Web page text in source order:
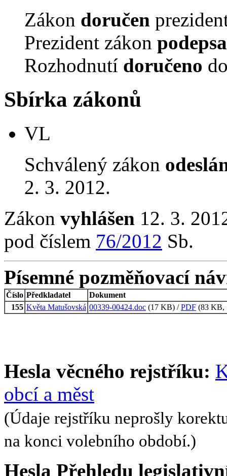
Zákon doručen
Prezident zákon
Rozhodnutí doručeno
Sbírka zákonů
VL
Schválený zákon
2. 3. 2012.
Zákon vyhlášen 12. 3.
pod číslem 76/2012 Sb.
Písemné pozměňovací
Číslo Předkladatel
Dokument
155 Květa Matušovská 00339-00424.doc (17 KB) /PDF (83 KB,
Hesla věcného rejstříku:
obcí a měst
(Údaje rejstříku neprošly
na konci volebního období.)
Hesla Přehledu